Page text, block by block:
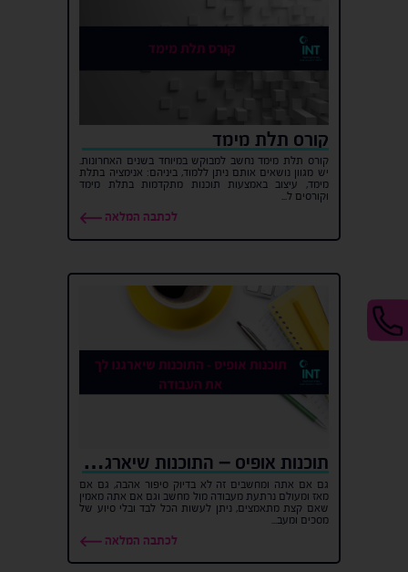
קורס תלת מימד
קורס תלת מימד נחשב למבוקש במיוחד בשנים האחרונות.
יש מגוון נושאים אותם ניתן ללמוד, ביניהם: אנימציה בתלת
מימד, עיצוב באמצעות תוכנות מתקדמות בתלת מימד
וקורסים ל...
לכתבה המלאה
תוכנות אופיס – התוכנות שיארגנו לך את העבודה
גם אם אתה ומחשבים זה לא בדיוק סיפור אהבה, גם אם
מאז ומעולם נרתעת מעבודה מול מחשב וגם אם אתה מאמין
שאם קצת מתאמצים, ניתן לעשות הכל לבד ובלי סיוע של
מסכים ומעב...
לכתבה המלאה